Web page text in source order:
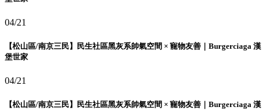
04/21
【松山區/南京三民】民生社區黑灰系帥氣空間 × 寵物友善｜Burgerciaga 漢
堡世家
04/21
【松山區/南京三民】民生社區黑灰系帥氣空間 × 寵物友善｜Burgerciaga 漢